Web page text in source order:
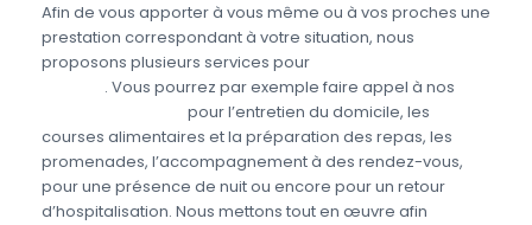
Afin de vous apporter à vous même ou à vos proches une
prestation correspondant à votre situation, nous
proposons plusieurs services pour
. Vous pourrez par exemple faire appel à nos
pour l’entretien du domicile, les
courses alimentaires et la préparation des repas, les
promenades, l’accompagnement à des rendez-vous,
pour une présence de nuit ou encore pour un retour
d’hospitalisation. Nous mettons tout en œuvre afin